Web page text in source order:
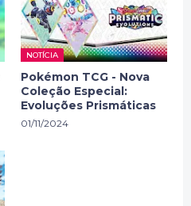
NOTÍCIA
Pokémon TCG - Nova
Coleção Especial:
Evoluções Prismáticas
01/11/2024